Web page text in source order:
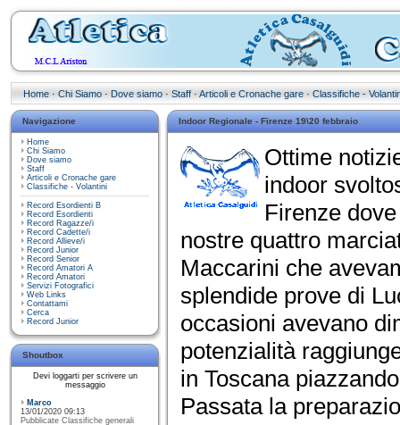
Home · Chi Siamo · Dove siamo · Staff · Articoli e Cronache gare · Classifiche -
Navigazione
Home
Chi Siamo
Dove siamo
Staff
Articoli e Cronache gare
Classifiche - Volantini
Record Esordienti B
Record Esordienti
Record Ragazze/i
Record Cadette/i
Record Allieve/i
Record Junior
Record Senior
Record Amatori A
Record Amatori
Servizi Fotografici
Web Links
Contattami
Cerca
Record Junior
Shoutbox
Devi loggarti per scrivere un
messaggio
Marco
13/01/2020 09:13
Pubblicate Classifiche generali
Indoor Regionale - Firenze 19\20 febbraio
Ottime
indoor
Firenze
nostre quattro
Maccarini che
splendide prove di
occasioni avevano
potenzialità
in Toscana
Passata la